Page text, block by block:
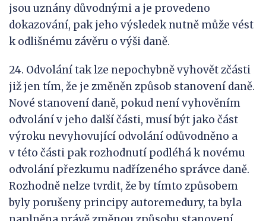
jsou uznány důvodnými a je provedeno
dokazování, pak jeho výsledek nutně může vést
k odlišnému závěru o výši daně.
24. Odvolání tak lze nepochybně vyhovět zčásti
již jen tím, že je změněn způsob stanovení daně.
Nové stanovení daně, pokud není vyhověním
odvolání v jeho další části, musí být jako část
výroku nevyhovující odvolání odůvodněno a
v této části pak rozhodnutí podléhá k novému
odvolání přezkumu nadřízeného správce daně.
Rozhodně nelze tvrdit, že by tímto způsobem
byly porušeny principy autoremedury, ta byla